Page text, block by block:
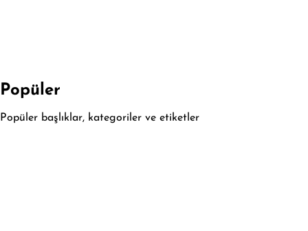
Popüler
Popüler başlıklar, kategoriler ve etiketler